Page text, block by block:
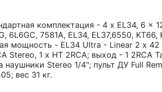
комплектация - 4 x EL34, 6 x
6L6GC, 7581A, EL34, EL37,6550, KT66,
мощность - EL34 Ultra - Linear 2 х 42
Stereo, 1 х HT 2RCA; выход - 1 2RCA
наушники Stereo 1/4"; пульт ДУ Full
вес 31 кг.